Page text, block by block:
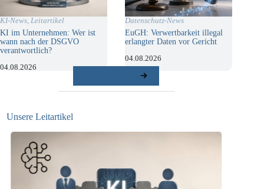
KI-News Leitartikel
KI im Unternehmen: Wer ist
wann nach der DSGVO
verantwortlich?
04.08.2026
Datenschutz-News
EuGH: Verwertbarkeit illegal
erlangter Daten vor Gericht
04.08.2026
Unsere Leitartikel